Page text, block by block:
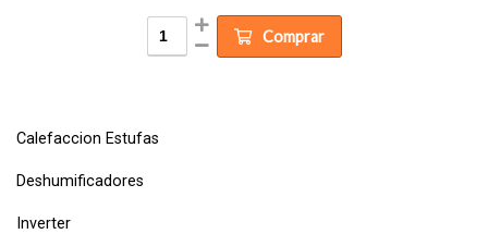
Calefaccion Estufas
Deshumificadores
Inverter
Comprar